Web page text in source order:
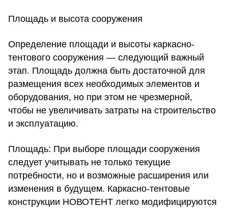
Площадь и высота сооружения
Определение площади и высоты каркасно-
тентового сооружения — следующий важный
этап. Площадь должна быть достаточной для
размещения всех необходимых элементов и
оборудования, но при этом не чрезмерной,
чтобы не увеличивать затраты на строительство
и эксплуатацию.
Площадь: При выборе площади сооружения
следует учитывать не только текущие
потребности, но и возможные расширения или
изменения в будущем. Каркасно-тентовые
конструкции НОВОТЕНТ легко модифицируются